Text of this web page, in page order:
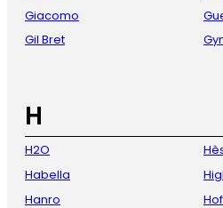
Giacomo
Gil Bret
H
H2O
Habella
Hanro